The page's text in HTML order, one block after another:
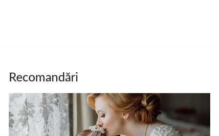
Recomandări